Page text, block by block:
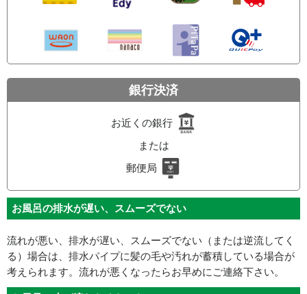
銀行決済
お近くの銀行
または
郵便局
お風呂の排水が遅い、スムーズでない
流れが悪い、排水が遅い、スムーズでない（または逆流してく
る）場合は、排水パイプに髪の毛や汚れが蓄積している場合が
考えられます。流れが悪くなったらお早めにご連絡下さい。